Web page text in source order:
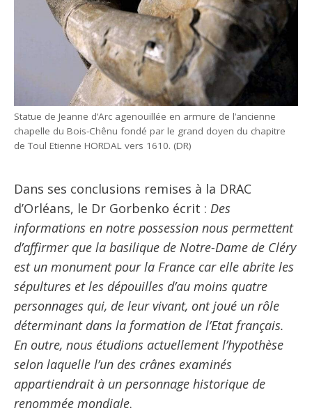
Statue de Jeanne d’Arc agenouillée en armure de l’ancienne
chapelle du Bois-Chênu fondé par le grand doyen du chapitre
de Toul Etienne HORDAL vers 1610. (DR)
Dans ses conclusions remises à la DRAC
d’Orléans, le Dr Gorbenko écrit : Des
informations en notre possession nous permettent
d’affirmer que la basilique de Notre-Dame de Cléry
est un monument pour la France car elle abrite les
sépultures et les dépouilles d’au moins quatre
personnages qui, de leur vivant, ont joué un rôle
déterminant dans la formation de l’Etat français.
En outre, nous étudions actuellement l’hypothèse
selon laquelle l’un des crânes examinés
appartiendrait à un personnage historique de
renommée mondiale.